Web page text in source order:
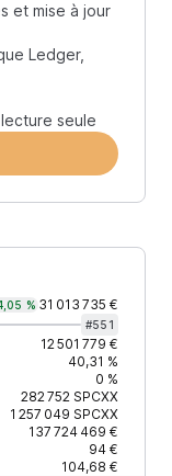
et mise à jour
Ledger,
seule
% 31 013 735 €
#551
12 501 779 €
40,31 %
0 %
282 752SPCXX
1 257 049 SPCXX
137 724 469 €
94 €
104,68 €